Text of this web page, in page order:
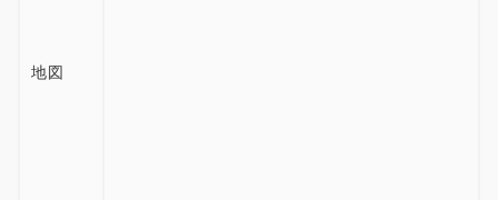
地図